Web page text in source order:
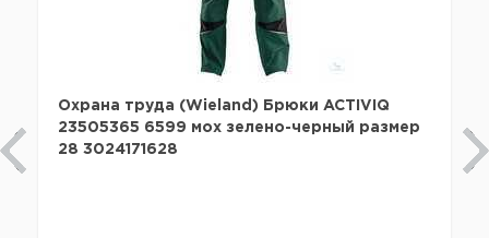
Охрана труда (Wieland) Брюки ACTIVIQ
23505365 6599 мох зелено-черный размер
28 3024171628